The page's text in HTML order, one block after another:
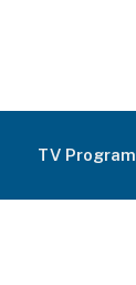
TV Program